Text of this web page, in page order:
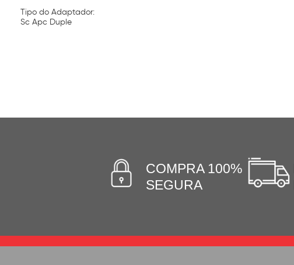
Tipo do Adaptador:
Sc Apc Duple
COMPRA 100%
SEGURA